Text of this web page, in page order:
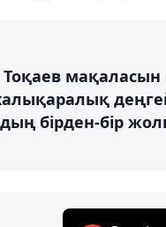
мақаласын
бірден-бір